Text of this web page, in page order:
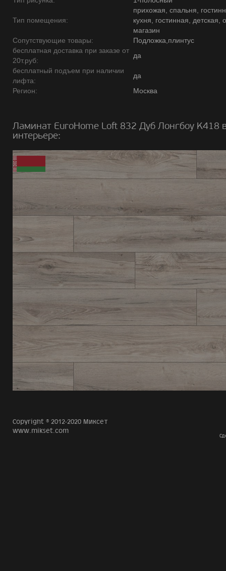
Тип помещения:
прихожая, спальня,
кухня, гостинная, детская,
магазин
Сопутствующие товары:
Подложка,плинтус
бесплатная доставка при заказе от
20т.руб:
да
бесплатный подъем при наличии
лифта:
да
Регион:
Москва
Ламинат EuroHome Loft 832 Дуб Лонгбоу K418
интерьере:
Copyright © 2012-2020 Миксет
www.mikset.com